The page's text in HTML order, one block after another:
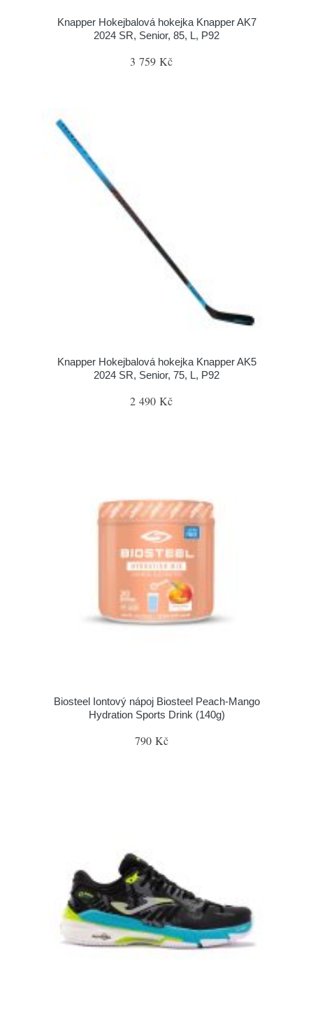
Knapper Hokejbalová hokejka Knapper AK7
2024 SR, Senior, 85, L, P92
3 759 Kč
Knapper Hokejbalová hokejka Knapper AK5
2024 SR, Senior, 75, L, P92
2 490 Kč
Biosteel Iontový nápoj Biosteel Peach-Mango
Hydration Sports Drink (140g)
790 Kč